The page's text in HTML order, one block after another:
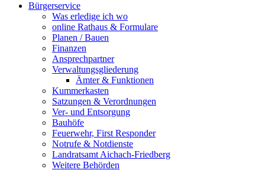
Bürgerservice
Was erledige ich wo
online Rathaus & Formulare
Planen / Bauen
Finanzen
Ansprechpartner
Verwaltungsgliederung
Ämter & Funktionen
Kummerkasten
Satzungen & Verordnungen
Ver- und Entsorgung
Bauhöfe
Feuerwehr, First Responder
Notrufe & Notdienste
Landratsamt Aichach-Friedberg
Weitere Behörden